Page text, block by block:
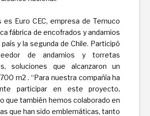
es Euro CEC, empresa de Temuco
fábrica de encofrados y andamios
y la segunda de Chile. Participó
de andamios y torretas
soluciones que alcanzaron un
m2 . “Para nuestra compañía ha
participar en este proyecto,
que también hemos colaborado en
que han sido emblemáticas, tanto